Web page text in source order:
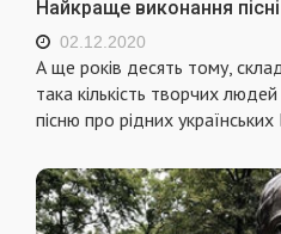
Найкраще виконання
02.12.2020
А ще років десять тому,
така кількість творчих
пісню про рідних українських